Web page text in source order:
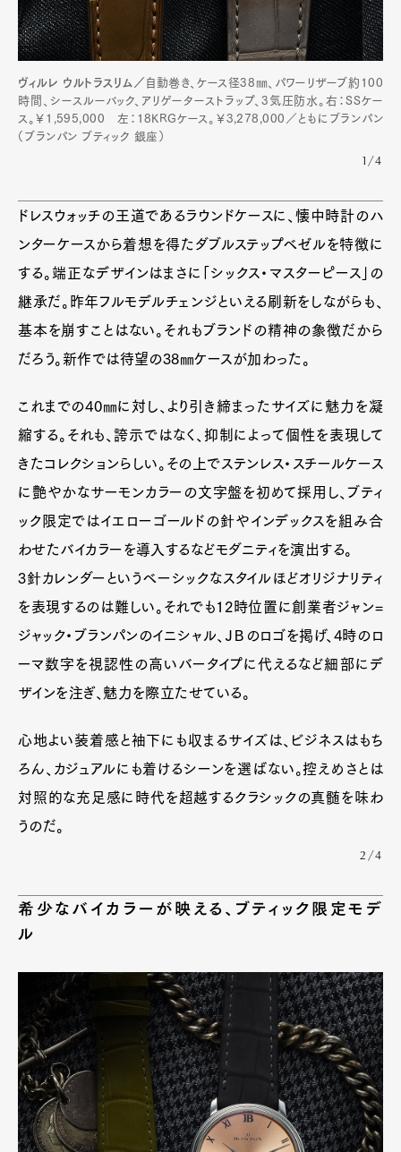
Product Culture Lifestyle
Pen Membership
Magazine
Official Columnist
About
Contact
Pen Meet
ヴィルレ ウルトラスリム／ 自動巻き、ケース径38㎜、パワーリザーブ約100
時間、シースルーバック、アリゲーターストラップ、3気圧防水。右：SSケー
ス。￥1,595,000 左：18KRGケース。￥3,278,000／ともにブランパン
（ブランパン ブティック 銀座）
1/4
ドレスウォッチの王道であるラウンドケースに、懐中時計のハ
ンターケースから着想を得たダブルステップベゼルを特徴に
する。端正なデザインはまさに「シックス・マスターピース」の
継承だ。昨年フルモデルチェンジといえる刷新をしながらも、
基本を崩すことはない。それもブランドの精神の象徴だから
だろう。新作では待望の38㎜ケースが加わった。
これまでの40㎜に対し、より引き締まったサイズに魅力を凝
縮する。それも、誇示ではなく、抑制によって個性を表現して
きたコレクションらしい。その上でステンレス・スチールケース
に艶やかなサーモンカラーの文字盤を初めて採用し、ブティ
ック限定ではイエローゴールドの針やインデックスを組み合
わせたバイカラーを導入するなどモダニティを演出する。
3針カレンダーというベーシックなスタイルほどオリジナリティ
を表現するのは難しい。それでも12時位置に創業者ジャン=
ジャック・ブランパンのイニシャル、ＪＢのロゴを掲げ、4時のロ
ーマ数字を視認性の高いバータイプに代えるなど細部にデ
ザインを注ぎ、魅力を際立たせている。
心地よい装着感と袖下にも収まるサイズは、ビジネスはもち
ろん、カジュアルにも着けるシーンを選ばない。控えめさとは
対照的な充足感に時代を超越するクラシックの真髄を味わ
うのだ。
2/4
希少なバイカラーが映える、ブティック限定モデ
ル